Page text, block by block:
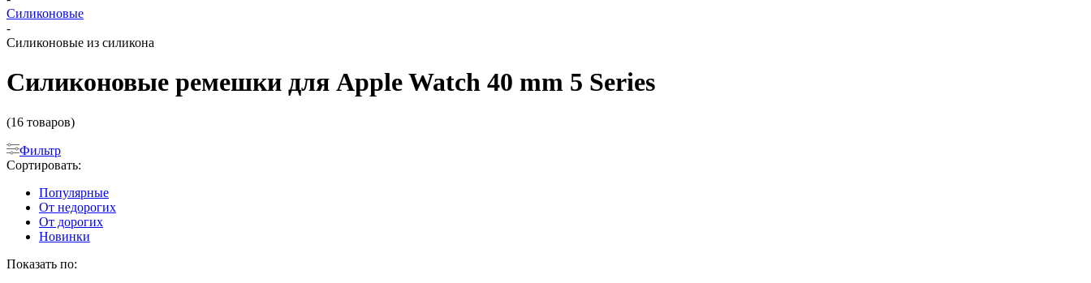
Силиконовые
-
Силиконовые из силикона
Силиконовые ремешки для Apple Watch 40 mm 5 Series
(16 товаров)
Фильтр
Сортировать:
Популярные
От недорогих
От дорогих
Новинки
Показать по: